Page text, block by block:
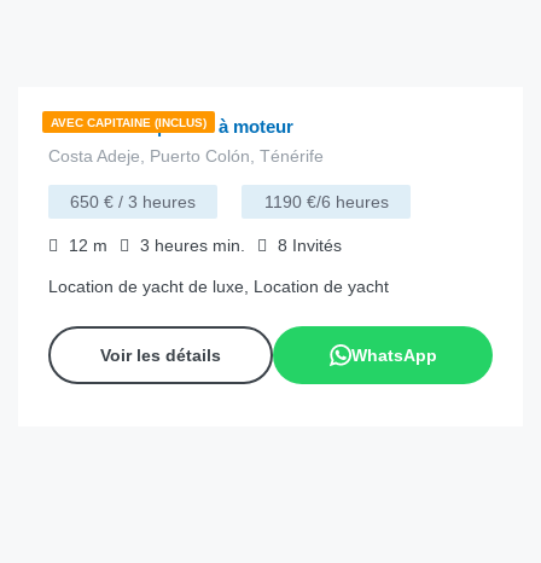
AVEC CAPITAINE (INCLUS)
Portofino 35 | Yacht à moteur
Costa Adeje, Puerto Colón, Ténérife
650 € / 3 heures 1190 €/6 heures
12 m 3 heures min. 8 Invités
Location de yacht de luxe, Location de yacht
Voir les détails WhatsApp